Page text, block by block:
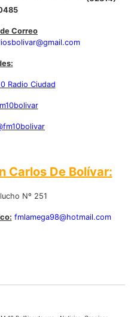
Correo
Radio Ciudad
Carlos De Bolívar:
Nº 251
fmlamega98@hotmail.com